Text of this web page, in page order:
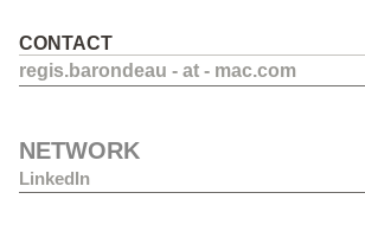
CONTACT
regis.barondeau - at - mac.com
NETWORK
LinkedIn